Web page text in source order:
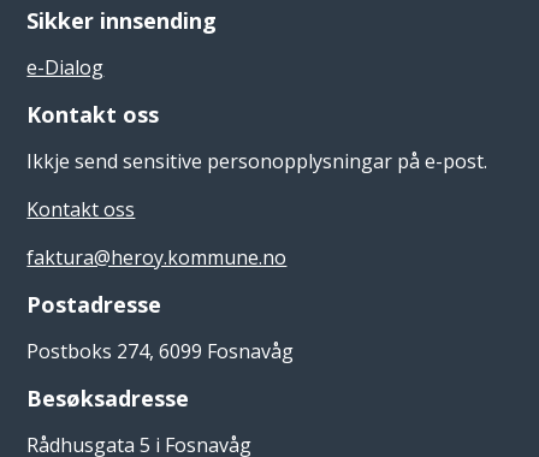
Sikker innsending
e-Dialog
Kontakt oss
Ikkje send sensitive personopplysningar på e-post.
Kontakt oss
faktura@heroy.kommune.no
Postadresse
Postboks 274, 6099 Fosnavåg
Besøksadresse
Rådhusgata 5 i Fosnavåg